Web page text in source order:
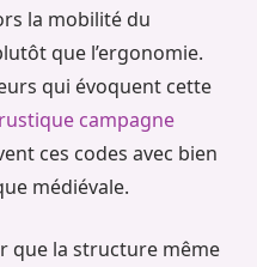
la mobilité du
que l’ergonomie.
qui évoquent cette
campagne
ces codes avec bien
médiévale.
que la structure même